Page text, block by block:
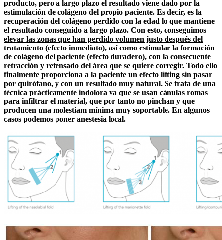
producto, pero a largo plazo el resultado viene dado por la
estimulación de colágeno del propio paciente. Es decir, es la
recuperación del colágeno perdido con la edad lo que mantiene
el resultado conseguido a largo plazo. Con esto, conseguimos
elevar las zonas que han perdido volumen justo después del
tratamiento (efecto inmediato), así como estimular la formación
de colágeno del paciente (efecto duradero), con la consecuente
retracción y retensado del área que se quiere corregir. Todo ello
finalmente proporciona a la paciente un efecto lifting sin pasar
por quirófano, y con un resultado muy natural. Se trata de una
técnica prácticamente indolora ya que se usan cánulas romas
para infiltrar el material, que por tanto no pinchan y que
producen una molestiam mínima muy soportable. En algunos
casos podemos poner anestesia local.